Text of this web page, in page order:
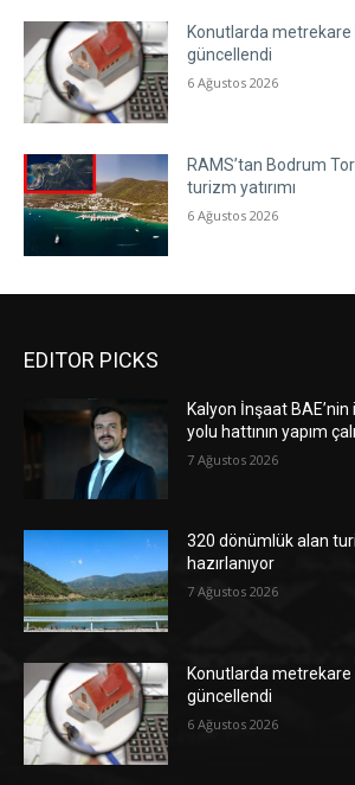
Konutlarda
güncellendi
6 Ağustos 2026
RAMS’tan Bodrum
turizm yatırımı
6 Ağustos 2026
EDITOR PICKS
Kalyon İnşaat BAE’nin
yolu hattının yapım
7 Ağustos 2026
320 dönümlük alan
hazırlanıyor
7 Ağustos 2026
Konutlarda
güncellendi
6 Ağustos 2026